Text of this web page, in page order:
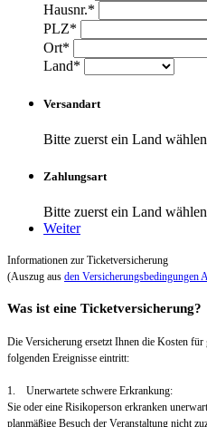
Hausnr.*
PLZ*
Ort*
Land*
Versandart
Bitte zuerst ein Land
Zahlungsart
Bitte zuerst ein Land
Weiter
Informationen zur Ticketversicherung
(Auszug aus den Versicherungsbedingungen
Was ist eine Ticketversicherung?
Die Versicherung ersetzt Ihnen die Kosten
folgenden Ereignisse eintritt:
1. Unerwartete schwere Erkrankung:
Sie oder eine Risikoperson erkranken
planmäßige Besuch der Veranstaltung nicht